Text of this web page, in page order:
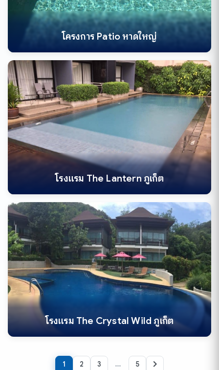
โครงการ Patio หาดใหญ่
โรงแรม The Lantern ภูเก็ต
โรงแรม The Crystal Wild ภูเก็ต
1 2 3 … 5